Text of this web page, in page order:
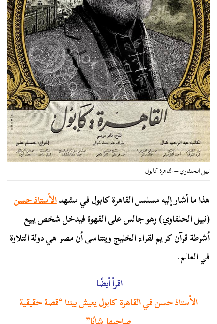
نبيل الحلفاوي – القاهرة كابول
هذا ما أشار إليه مسلسل القاهرة كابول في مشهدالأستاذ حسن
(نبيل الحلفاوي) وهو جالس على القهوة فيدخل شخص يبيع
أشرطة قرآن كريم لقراء الخليج ويتناسى أن مصر هي دولة التلاوة
في العالم.
اقرأ أيضًا
الأستاذ حسن في القاهرة كابول يعيش بيننا “قصة حقيقية